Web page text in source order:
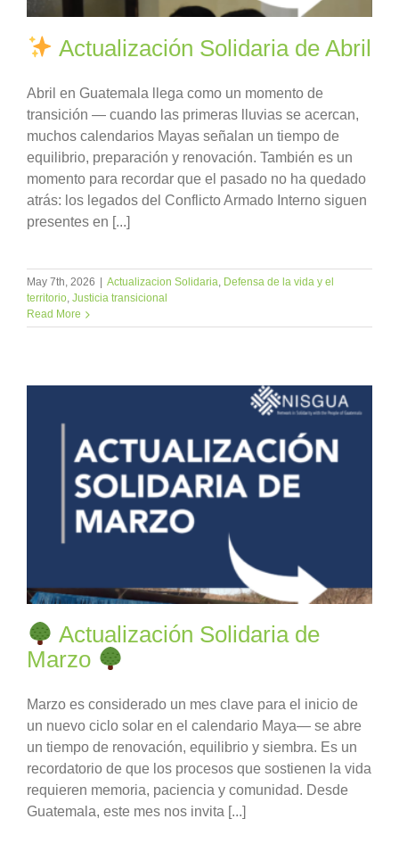
Actualización Solidaria de Abril
Abril en Guatemala llega como un momento de
transición — cuando las primeras lluvias se acercan,
muchos calendarios Mayas señalan un tiempo de
equilibrio, preparación y renovación. También es un
momento para recordar que el pasado no ha quedado
atrás: los legados del Conflicto Armado Interno siguen
presentes en [...]
May 7th, 2026 | Actualizacion Solidaria Defensa de la vida y el
territorio Justicia transicional
Read More
Actualización Solidaria de
Marzo
Marzo es considerado un mes clave para el inicio de
un nuevo ciclo solar en el calendario Maya— se abre
un tiempo de renovación, equilibrio y siembra. Es un
recordatorio de que los procesos que sostienen la vida
requieren memoria, paciencia y comunidad. Desde
Guatemala, este mes nos invita [...]